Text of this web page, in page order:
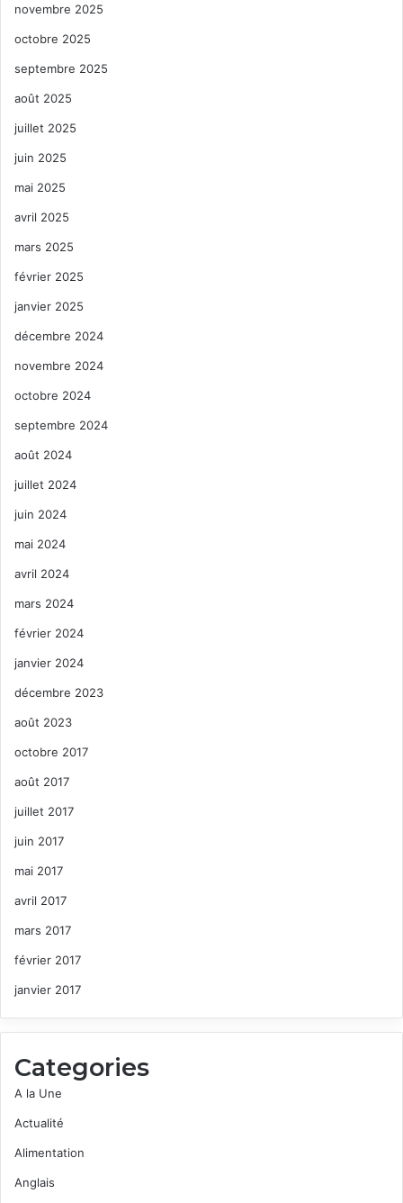
novembre 2025
octobre 2025
septembre 2025
août 2025
juillet 2025
juin 2025
mai 2025
avril 2025
mars 2025
février 2025
janvier 2025
décembre 2024
novembre 2024
octobre 2024
septembre 2024
août 2024
juillet 2024
juin 2024
mai 2024
avril 2024
mars 2024
février 2024
janvier 2024
décembre 2023
août 2023
octobre 2017
août 2017
juillet 2017
juin 2017
mai 2017
avril 2017
mars 2017
février 2017
janvier 2017
Categories
A la Une
Actualité
Alimentation
Anglais